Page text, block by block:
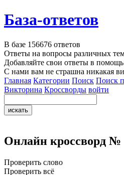
База-ответов
В базе 156676 ответов
Ответы на вопросы различных
Добавляйте свои ответы в
С нами вам не страшна никакая
Главная Категории Поиск Поиск
Викторина Кроссворды войти
Онлайн кроссворд №
Проверить слово
Проверить всё